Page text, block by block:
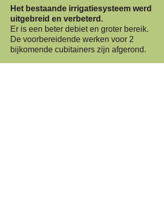
Het bestaande irrigatiesysteem werd
uitgebreid en verbeterd.
Er is een beter debiet en groter bereik.
De voorbereidende werken voor 2
bijkomende cubitainers zijn afgerond.